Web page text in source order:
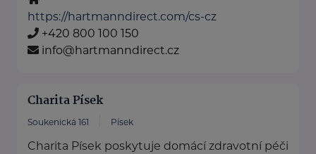
https://hartmanndirect.com/cs-cz
+420 800 100 150
info@hartmanndirect.cz
Charita Písek
Soukenická 161 Písek
Charita Písek poskytuje domácí zdravotní péči